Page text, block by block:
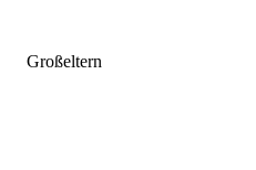
Großeltern